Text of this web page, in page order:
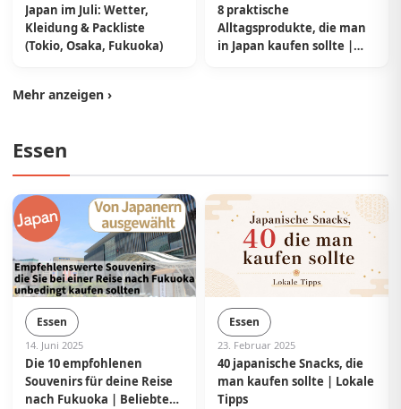
Japan im Juli: Wetter,
Kleidung & Packliste
(Tokio, Osaka, Fukuoka)
8 praktische
Alltagsprodukte, die man
in Japan kaufen sollte |
Mehr anzeigen ›
Essen
Essen
14. Juni 2025
Die 10 empfohlenen
Souvenirs für deine Reise
nach Fukuoka | Beliebte
Essen
23. Februar 2025
40 japanische Snacks, die
man kaufen sollte | Lokale
Tipps